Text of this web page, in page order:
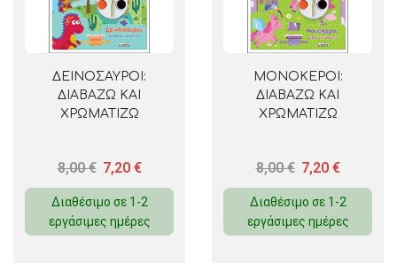
ΔΕΙΝΟΣΑΥΡΟΙ:
ΔΙΑΒΑΖΩ ΚΑΙ
ΧΡΩΜΑΤΙΖΩ
8,00€ 7,20 €
Διαθέσιμο σε 1-2
εργάσιμες ημέρες
ΜΟΝΟΚΕΡΟΙ:
ΔΙΑΒΑΖΩ ΚΑΙ
ΧΡΩΜΑΤΙΖΩ
8,00€ 7,20 €
Διαθέσιμο σε 1-2
εργάσιμες ημέρες